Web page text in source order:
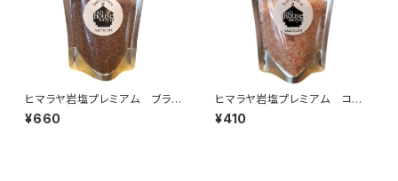
ヒマラヤ岩塩プレミアム ブラッ
ク（グレイン）100g
¥660
ヒマラヤ岩塩プレミアム コーラ
ルピンク〈ラージグレイン〉100g
¥410